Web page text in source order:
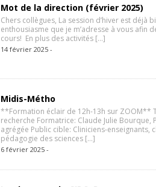
Mot de la direction (février 2025)
Chers collègues, La session d’hiver est déjà
enthousiasme que je m’adresse à vous afin
cours! En plus des activités […]
14 février 2025 -
Midis-Métho
**Formation éclair de 12h-13h sur ZOOM**
recherche Formatrice: Claude Julie Bourque,
agrégée Public cible: Cliniciens-enseignants,
pédagogie des sciences […]
6 février 2025 -